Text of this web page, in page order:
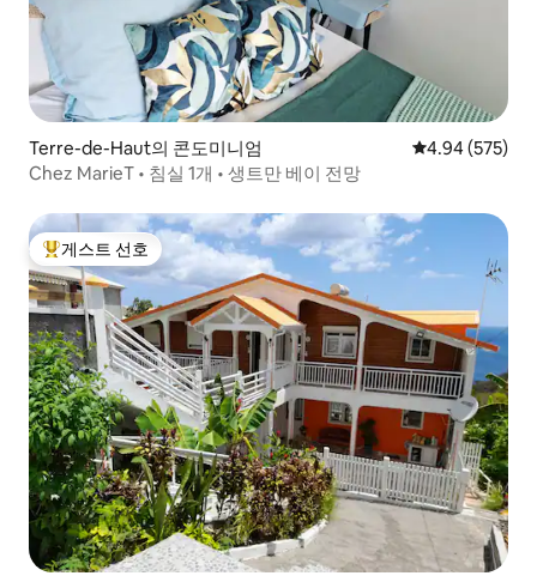
Terre-de-Haut의 콘도미니엄 평점 4.94점(5
4.94 (575)
Chez MarieT • 침실 1개 • 생트만 베이 전망
상위 게스트 선호
게스트 선호